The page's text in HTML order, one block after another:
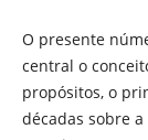
O presente
central o
propósitos, o
décadas sobre